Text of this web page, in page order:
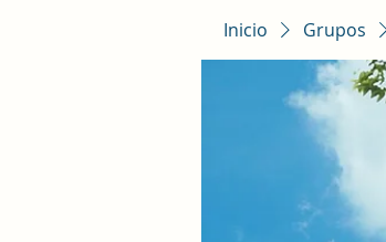
Inicio Grupos